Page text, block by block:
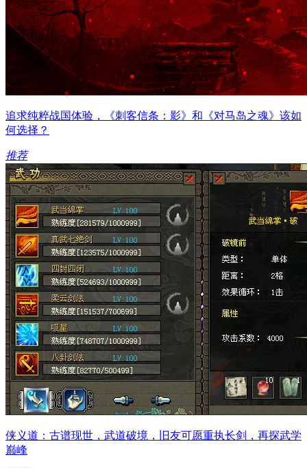
追求纯粹战国体验，《刺客信条：影》和《对马岛之魂》该如
何选择？
推荐
侠义道：古谱现世，武道破境，旧友可愿重执长剑，再探武学
巅峰